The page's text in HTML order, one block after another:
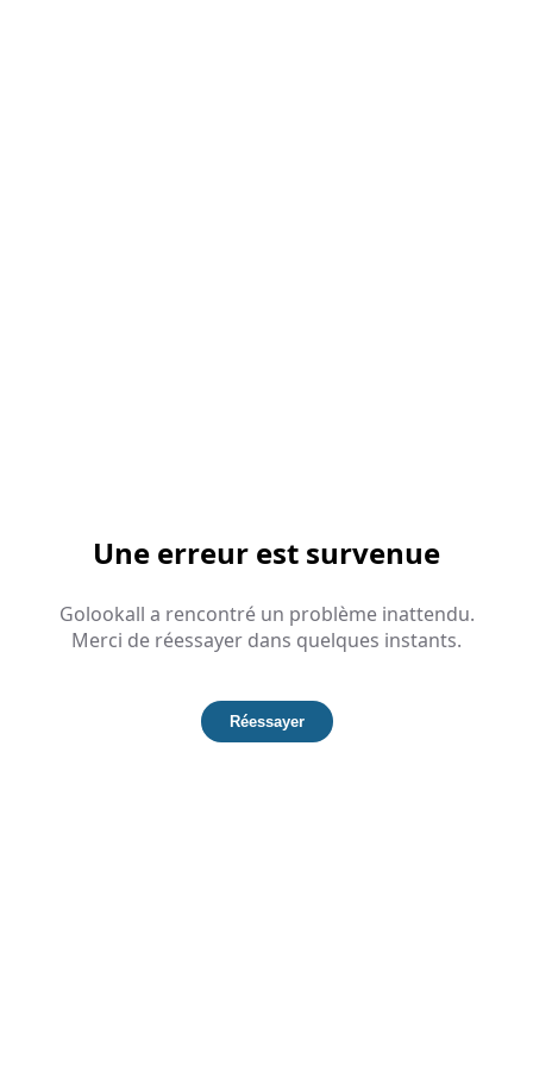
Une erreur est survenue
Golookall a rencontré un problème inattendu.
Merci de réessayer dans quelques instants.
Réessayer